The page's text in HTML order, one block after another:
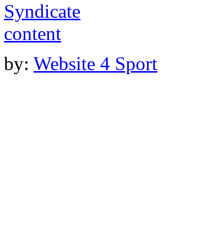
by: Website 4 Sport